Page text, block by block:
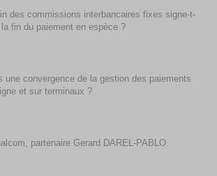
fin des commissions interbancaires fixes signe-t-
fin du paiement en espèce ?
une convergence de la gestion des paiements
et sur terminaux ?
partenaire Gerard DAREL-PABLO